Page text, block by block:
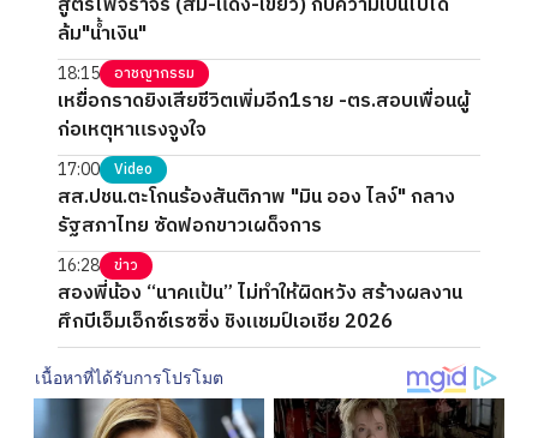
ล้ม"น้ำเงิน"
18:15 อาชญากรรม
เหยื่อกราดยิงเสียชีวิตเพิ่มอีก1ราย -ตร.สอบเพื่อนผู้
ก่อเหตุหาแรงจูงใจ
17:00 Video
สส.ปชน.ตะโกนร้องสันติภาพ "มิน ออง ไลง์" กลาง
รัฐสภาไทย ซัดฟอกขาวเผด็จการ
16:28 ข่าว
สองพี่น้อง “นาคแป้น” ไม่ทำให้ผิดหวัง สร้างผลงาน
ศึกบีเอ็มเอ็กซ์เรซซิ่ง ชิงแชมป์เอเชีย 2026